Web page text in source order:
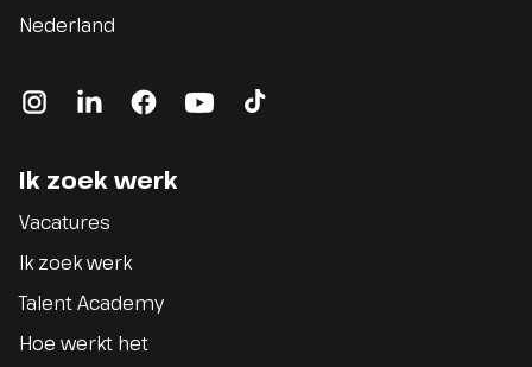
Nederland
instagram
linkedin facebookyoutube
Ik zoek werk
Vacatures
Ik zoek werk
Talent Academy
Hoe werkt het